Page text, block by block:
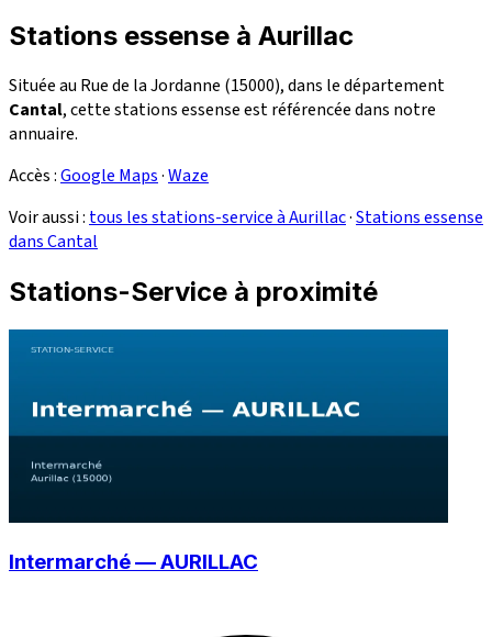
Stations essense à Aurillac
Située au Rue de la Jordanne (15000), dans le département
Cantal, cette stations essense est référencée dans notre
annuaire.
Accès :Google Maps·Waze
Voir aussi : tous les stations-service à Aurillac·Stations essense
dans Cantal
Stations-Service à proximité
Intermarché — AURILLAC